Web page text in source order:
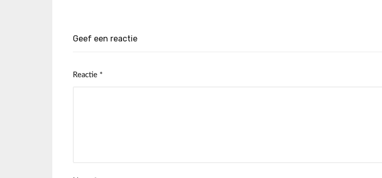
Geef een reactie
Reactie *